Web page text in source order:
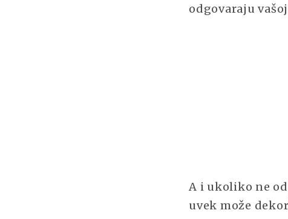
odgovaraju
A i ukoliko ne
uvek može